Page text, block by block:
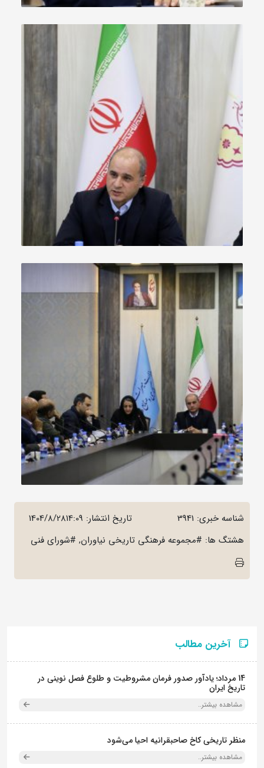
شناسه خبری: 3941 تاریخ انتشار: 1404/8/2814:09
هشتگ ها: #مجموعه فرهنگی تاریخی نیاوران, #شورای فنی
آخرین مطالب
14 مرداد؛ یادآور صدور فرمان مشروطیت و طلوع فصل نوینی در
تاریخ ایران
مشاهده بیشتر..
منظر تاریخی کاخ صاحبقرانیه احیا می‌شود
مشاهده بیشتر..